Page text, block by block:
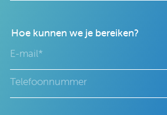
Hoe kunnen we je bereiken?